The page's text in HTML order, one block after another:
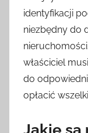
identyfikacji
niezbędny do
właściciel
do
opłacić
Jakie są